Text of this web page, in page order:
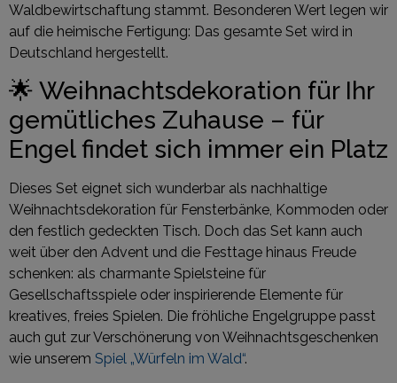
Waldbewirtschaftung stammt. Besonderen Wert legen wir
auf die heimische Fertigung: Das gesamte Set wird in
Deutschland hergestellt.
🌟 Weihnachtsdekoration für Ihr
gemütliches Zuhause – für
Engel findet sich immer ein Platz
Dieses Set eignet sich wunderbar als nachhaltige
Weihnachtsdekoration für Fensterbänke, Kommoden oder
den festlich gedeckten Tisch. Doch das Set kann auch
weit über den Advent und die Festtage hinaus Freude
schenken: als charmante Spielsteine für
Gesellschaftsspiele oder inspirierende Elemente für
kreatives, freies Spielen. Die fröhliche Engelgruppe passt
auch gut zur Verschönerung von Weihnachtsgeschenken
wie unserem Spiel „Würfeln im Wald“.